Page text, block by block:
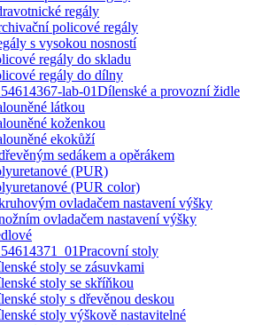
regály
policové regály
s vysokou nosností
regály do skladu
regály do dílny
Dílenské a provozní židle
látkou
koženkou
ekokůží
sedákem a opěrákem
(PUR)
(PUR color)
ovladačem nastavení výšky
ovladačem nastavení výšky
Pracovní stoly
stoly se zásuvkami
stoly se skříňkou
stoly s dřevěnou deskou
stoly výškově nastavitelné